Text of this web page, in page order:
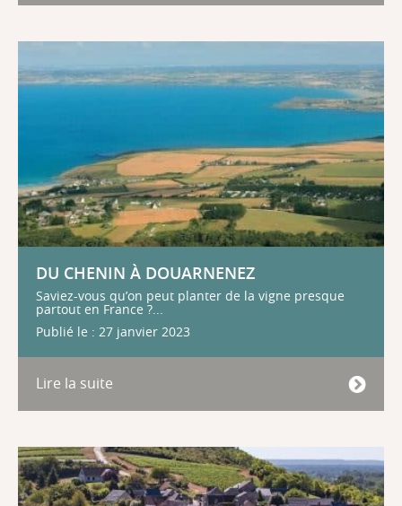
DU CHENIN À DOUARNENEZ
Saviez-vous qu’on peut planter de la vigne presque
partout en France ?...
Publié le : 27 janvier 2023
Lire la suite